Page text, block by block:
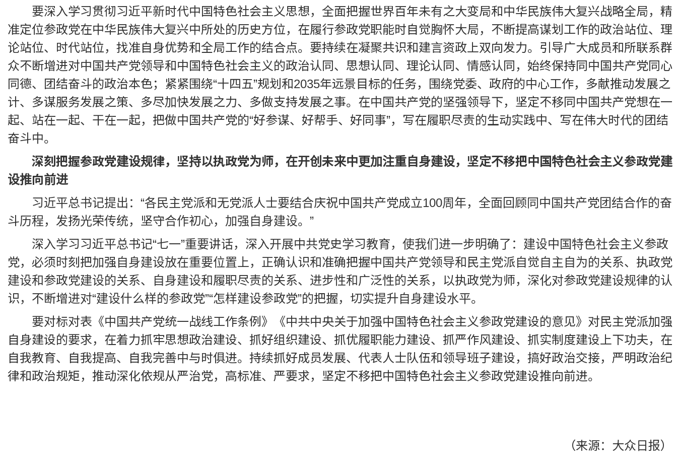
要深入学习贯彻习近平新时代中国特色社会主义思想，全面把握世界百年未有之大变局和中华民族伟大复兴战略全局，精
准定位参政党在中华民族伟大复兴中所处的历史方位，在履行参政党职能时自觉胸怀大局，不断提高谋划工作的政治站位、理
论站位、时代站位，找准自身优势和全局工作的结合点。要持续在凝聚共识和建言资政上双向发力。引导广大成员和所联系群
众不断增进对中国共产党领导和中国特色社会主义的政治认同、思想认同、理论认同、情感认同，始终保持同中国共产党同心
同德、团结奋斗的政治本色；紧紧围绕“十四五”规划和2035年远景目标的任务，围绕党委、政府的中心工作，多献推动发展之
计、多谋服务发展之策、多尽加快发展之力、多做支持发展之事。在中国共产党的坚强领导下，坚定不移同中国共产党想在一
起、站在一起、干在一起，把做中国共产党的“好参谋、好帮手、好同事”，写在履职尽责的生动实践中、写在伟大时代的团结
奋斗中。
深刻把握参政党建设规律，坚持以执政党为师，在开创未来中更加注重自身建设，坚定不移把中国特色社会主义参政党建
设推向前进
习近平总书记提出：“各民主党派和无党派人士要结合庆祝中国共产党成立100周年，全面回顾同中国共产党团结合作的奋
斗历程，发扬光荣传统，坚守合作初心，加强自身建设。”
深入学习习近平总书记“七一”重要讲话，深入开展中共党史学习教育，使我们进一步明确了：建设中国特色社会主义参政
党，必须时刻把加强自身建设放在重要位置上，正确认识和准确把握中国共产党领导和民主党派自觉自主自为的关系、执政党
建设和参政党建设的关系、自身建设和履职尽责的关系、进步性和广泛性的关系，以执政党为师，深化对参政党建设规律的认
识，不断增进对“建设什么样的参政党”“怎样建设参政党”的把握，切实提升自身建设水平。
要对标对表《中国共产党统一战线工作条例》《中共中央关于加强中国特色社会主义参政党建设的意见》对民主党派加强
自身建设的要求，在着力抓牢思想政治建设、抓好组织建设、抓优履职能力建设、抓严作风建设、抓实制度建设上下功夫，在
自我教育、自我提高、自我完善中与时俱进。持续抓好成员发展、代表人士队伍和领导班子建设，搞好政治交接，严明政治纪
律和政治规矩，推动深化依规从严治党，高标准、严要求，坚定不移把中国特色社会主义参政党建设推向前进。
（来源：大众日报）